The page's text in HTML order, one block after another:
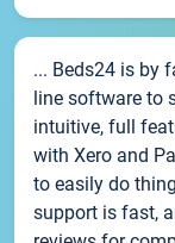
... Beds24 is by
line software to
intuitive, full
with Xero and
to easily do
support is fast,